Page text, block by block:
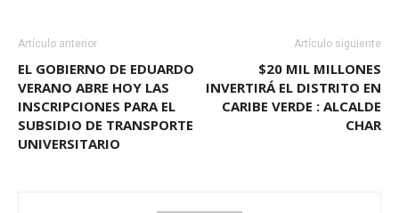
Artículo anterior
EL GOBIERNO DE EDUARDO
VERANO ABRE HOY LAS
INSCRIPCIONES PARA EL
SUBSIDIO DE TRANSPORTE
UNIVERSITARIO
Artículo siguiente
$20 MIL MILLONES
INVERTIRÁ EL DISTRITO EN
CARIBE VERDE : ALCALDE
CHAR